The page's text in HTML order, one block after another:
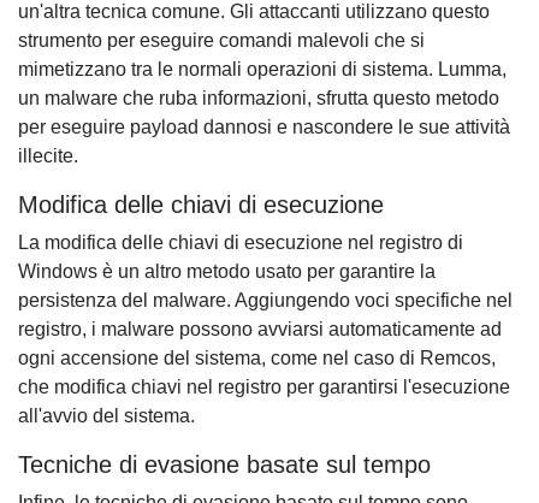
un'altra tecnica comune. Gli attaccanti utilizzano questo
strumento per eseguire comandi malevoli che si
mimetizzano tra le normali operazioni di sistema. Lumma,
un malware che ruba informazioni, sfrutta questo metodo
per eseguire payload dannosi e nascondere le sue attività
illecite.
Modifica delle chiavi di esecuzione
La modifica delle chiavi di esecuzione nel registro di
Windows è un altro metodo usato per garantire la
persistenza del malware. Aggiungendo voci specifiche nel
registro, i malware possono avviarsi automaticamente ad
ogni accensione del sistema, come nel caso di Remcos,
che modifica chiavi nel registro per garantirsi l'esecuzione
all'avvio del sistema.
Tecniche di evasione basate sul tempo